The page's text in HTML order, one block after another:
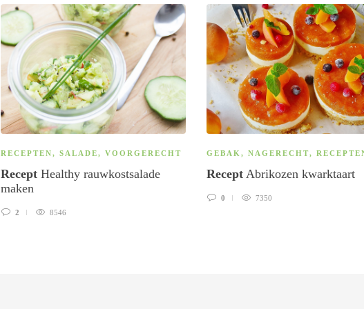
RECEPTEN, SALADE, VOORGERECHT
Recept Healthy rauwkostsalade
maken
2 8546
GEBAK , NAGERECHT,
Recept Abrikozen kwarktaart
0 7350